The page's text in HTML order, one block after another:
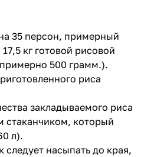
35 персон, примерный
кг готовой рисовой
500 грамм.).
риса
закладываемого риса
стаканчиком, который
л).
следует насыпать до края,